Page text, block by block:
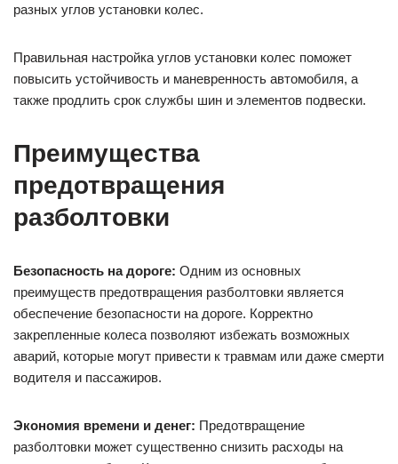
разных углов установки колес.
Правильная настройка углов установки колес поможет
повысить устойчивость и маневренность автомобиля, а
также продлить срок службы шин и элементов подвески.
Преимущества
предотвращения
разболтовки
Безопасность на дороге: Одним из основных
преимуществ предотвращения разболтовки является
обеспечение безопасности на дороге. Корректно
закрепленные колеса позволяют избежать возможных
аварий, которые могут привести к травмам или даже смерти
водителя и пассажиров.
Экономия времени и денег: Предотвращение
разболтовки может существенно снизить расходы на